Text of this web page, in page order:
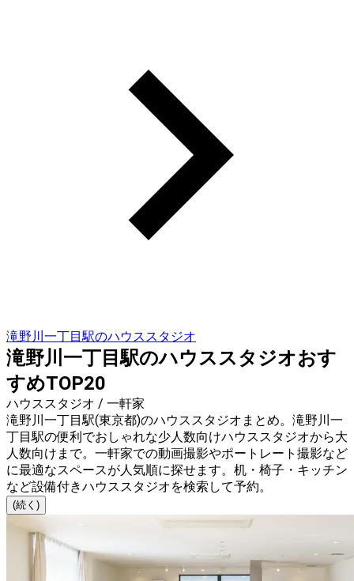
滝野川一丁目駅のハウススタジオ
滝野川一丁目駅のハウススタジオおす
すめTOP20
ハウススタジオ / 一軒家
滝野川一丁目駅(東京都)のハウススタジオまとめ。滝野川一
丁目駅の便利でおしゃれな少人数向けハウススタジオから大
人数向けまで。一軒家での動画撮影やポートレート撮影など
に最適なスペースが人気順に探せます。机・椅子・キッチン
など設備付きハウススタジオを検索して予約。
(続く)